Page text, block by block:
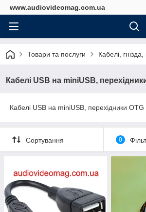
www.audiovideomag.com.ua
Товари та послуги Кабелі,
Кабелі USB на miniUSB,
Кабелі USB на miniUSB, перехідники
Сортування 0